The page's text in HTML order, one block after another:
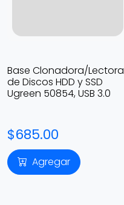
Base Clonadora/Lectora
de Discos HDD y SSD
Ugreen 50854, USB 3.0
$685.00
Agregar